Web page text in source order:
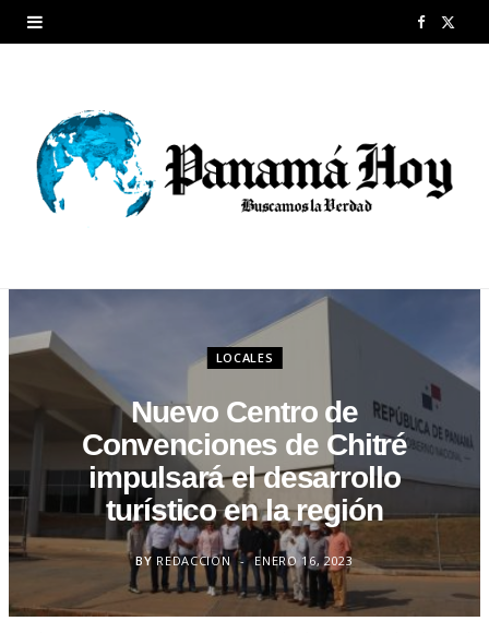
F
b
LOCALES
Nuevo Centro de
Convenciones de Chitré
impulsará el desarrollo
turístico en la región
BY REDACCION ENERO 16, 2023